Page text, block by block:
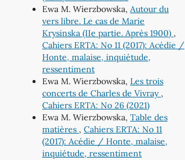
Ewa M. Wierzbowska, Autour du
vers libre. Le cas de Marie
Krysinska (IIe partie. Après 1900) ,
Cahiers ERTA: No 11 (2017): Acédie /
Honte, malaise, inquiétude,
ressentiment
Ewa M. Wierzbowska, Les trois
concerts de Charles de Vivray ,
Cahiers ERTA: No 26 (2021)
Ewa M. Wierzbowska, Table des
matières , Cahiers ERTA: No 11
(2017): Acédie / Honte, malaise,
inquiétude, ressentiment